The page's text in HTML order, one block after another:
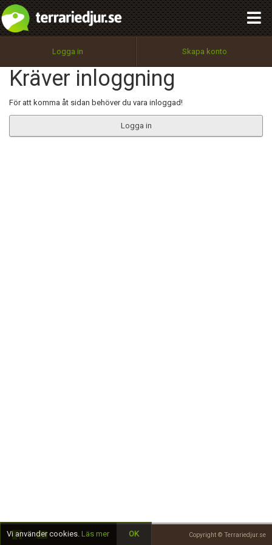
Logga in Skapa konto
Kräver inloggning
För att komma åt sidan behöver du vara inloggad!
Logga in
Copyright © Terrariedjur.se
Utför
100%
OK
integritetspolicy
Namn:
Epost:
Begär nytt lösenord
Tillbaka till förstasidan
Vi använder cookies. Läs mer OK